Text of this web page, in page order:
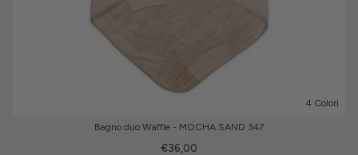
4 Colori
Bagno duo Waffle - MOCHA SAND 347
€36,00